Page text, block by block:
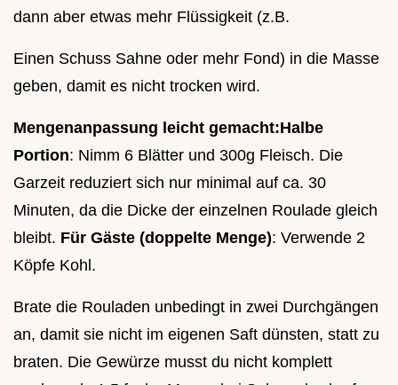
dann aber etwas mehr Flüssigkeit (z.B.
Einen Schuss Sahne oder mehr Fond) in die Masse
geben, damit es nicht trocken wird.
Mengenanpassung leicht gemacht:Halbe
Portion: Nimm 6 Blätter und 300g Fleisch. Die
Garzeit reduziert sich nur minimal auf ca. 30
Minuten, da die Dicke der einzelnen Roulade gleich
bleibt. Für Gäste (doppelte Menge): Verwende 2
Köpfe Kohl.
Brate die Rouladen unbedingt in zwei Durchgängen
an, damit sie nicht im eigenen Saft dünsten, statt zu
braten. Die Gewürze musst du nicht komplett